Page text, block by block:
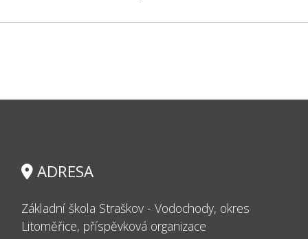
ADRESA
Základní škola Straškov - Vodochody, okres
Litoměřice, příspěvková organizace